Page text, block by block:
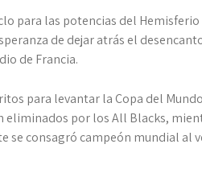
para las potencias del
de dejar atrás el
de Francia.
para levantar la Copa del
eliminados por los All Blacks,
se consagró campeón mundial al